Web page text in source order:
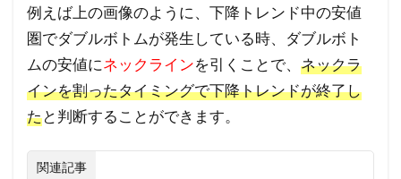
例えば上の画像のように、下降トレンド中の安値
圏でダブルボトムが発生している時、ダブルボト
ムの安値にネックラインを引くことで、 ネックラ
インを割ったタイミングで下降トレンドが終了し
たと判断することができます。
関連記事